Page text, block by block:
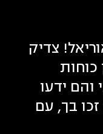
צדיק
כוחות
והם ידעו
בך, עם